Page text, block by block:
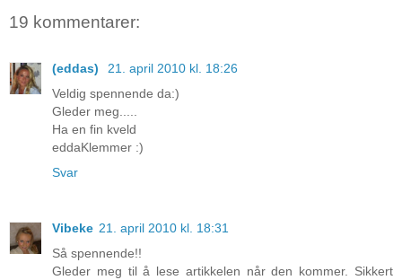
19 kommentarer:
(eddas)
21. april 2010 kl. 18:26
Veldig spennende da:)
Gleder meg.....
Ha en fin kveld
eddaKlemmer :)
Svar
Vibeke 21. april 2010 kl. 18:31
Så spennende!!
Gleder meg til å lese artikkelen når den kommer. Sikkert